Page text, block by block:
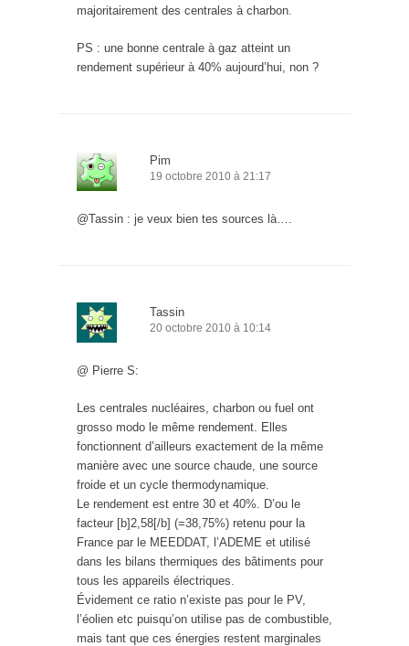
majoritairement des centrales à charbon.
PS : une bonne centrale à gaz atteint un
rendement supérieur à 40% aujourd’hui, non ?
Pim
19 octobre 2010 à 21:17
@Tassin : je veux bien tes sources là….
Tassin
20 octobre 2010 à 10:14
@ Pierre S:
Les centrales nucléaires, charbon ou fuel ont
grosso modo le même rendement. Elles
fonctionnent d’ailleurs exactement de la même
manière avec une source chaude, une source
froide et un cycle thermodynamique.
Le rendement est entre 30 et 40%. D’ou le
facteur [b]2,58[/b] (=38,75%) retenu pour la
France par le MEEDDAT, l’ADEME et utilisé
dans les bilans thermiques des bâtiments pour
tous les appareils électriques.
Évidement ce ratio n’existe pas pour le PV,
l’éolien etc puisqu’on utilise pas de combustible,
mais tant que ces énergies restent marginales